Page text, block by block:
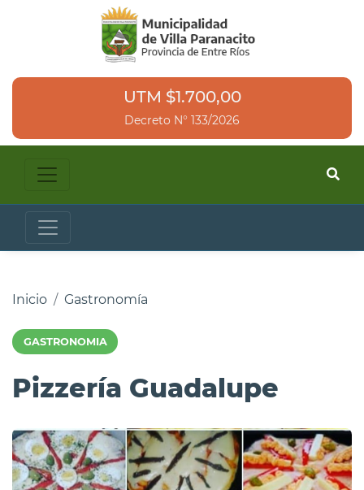
UTM $1.700,00
Decreto N° 133/2026
Inicio Gastronomía
GASTRONOMIA
Pizzería Guadalupe